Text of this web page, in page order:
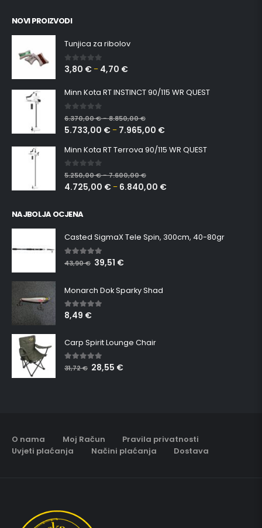
NOVI PROIZVODI
Tunjica za ribolov
0 out of 5
3,80 € – 4,70 €
Minn Kota RT INSTINCT 90/115 WR QUEST
0 out of 5
6.370,00€–8.850,00€
5.733,00 € – 7.965,00 €
Minn Kota RT Terrova 90/115 WR QUEST
0 out of 5
5.250,00€–7.600,00€
4.725,00 € – 6.840,00 €
NAJBOLJA OCJENA
Casted SigmaX Tele Spin, 300cm, 40-80gr
5.00 out of 5
43,90€ 39,51 €
Monarch Dok Sparky Shad
5.00 out of 5
8,49 €
Carp Spirit Lounge Chair
5.00 out of 5
31,72€ 28,55 €
O nama Moj Račun
Pravila privatnosti
Uvjeti plaćanja
Načini plaćanja Dostava